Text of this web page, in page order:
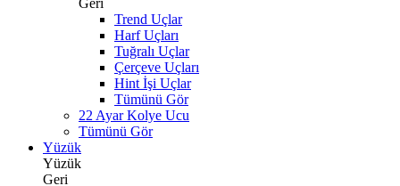
Geri
Trend Uçlar
Harf Uçları
Tuğralı Uçlar
Çerçeve Uçları
Hint İşi Uçlar
Tümünü Gör
22 Ayar Kolye Ucu
Tümünü Gör
Yüzük
Yüzük
Geri